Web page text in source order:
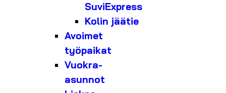
SuviExpress
Kolin jäätie
Avoimet
työpaikat
Vuokra-
asunnot